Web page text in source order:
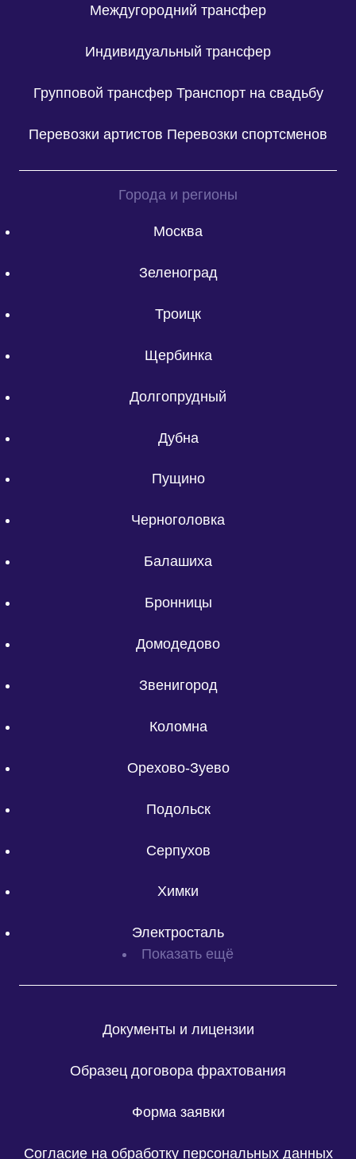
Междугородний трансфер
Индивидуальный трансфер
Групповой трансфер Транспорт на свадьбу
Перевозки артистов Перевозки спортсменов
Города и регионы
Москва
Зеленоград
Троицк
Щербинка
Долгопрудный
Дубна
Пущино
Черноголовка
Балашиха
Бронницы
Домодедово
Звенигород
Коломна
Орехово-Зуево
Подольск
Серпухов
Химки
Электросталь
Показать ещё
Документы и лицензии
Образец договора фрахтования
Форма заявки
Согласие на обработку персональных данных